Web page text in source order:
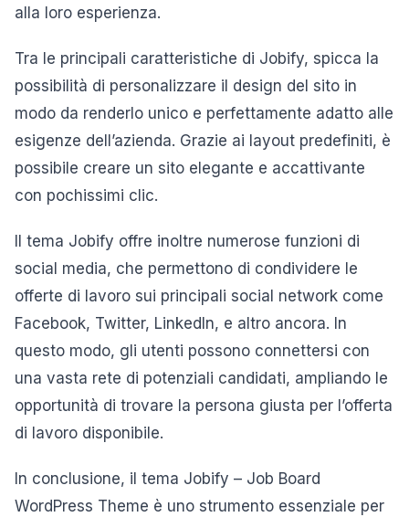
alla loro esperienza.
Tra le principali caratteristiche di Jobify, spicca la
possibilità di personalizzare il design del sito in
modo da renderlo unico e perfettamente adatto alle
esigenze dell’azienda. Grazie ai layout predefiniti, è
possibile creare un sito elegante e accattivante
con pochissimi clic.
Il tema Jobify offre inoltre numerose funzioni di
social media, che permettono di condividere le
offerte di lavoro sui principali social network come
Facebook, Twitter, LinkedIn, e altro ancora. In
questo modo, gli utenti possono connettersi con
una vasta rete di potenziali candidati, ampliando le
opportunità di trovare la persona giusta per l’offerta
di lavoro disponibile.
In conclusione, il tema Jobify – Job Board
WordPress Theme è uno strumento essenziale per